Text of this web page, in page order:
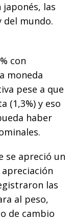
japonés, las
del mundo.
con
moneda
pese a que
(1,3%) y eso
haber
se apreció un
las
al peso,
de cambio